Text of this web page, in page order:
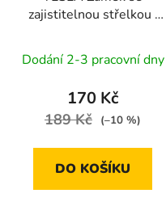
zajistitelnou střelkou |
Dodání 2-3 pracovní dny
170 Kč
189 Kč (–10 %)
DO KOŠÍKU